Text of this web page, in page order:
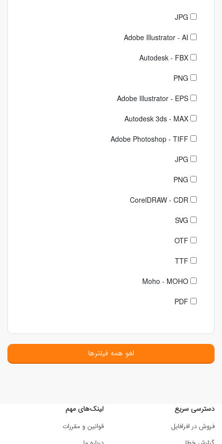
JPG
Adobe Illustrator - AI
Autodesk - FBX
PNG
Adobe Illustrator - EPS
Autodesk 3ds - MAX
Adobe Photoshop - TIFF
JPG
PNG
CorelDRAW - CDR
SVG
OTF
TTF
Moho - MOHO
PDF
لغو همه فیلترها
دسترسی سریع
فروش در افرافایل
لینک‌های مهم
قوانین و مقررات